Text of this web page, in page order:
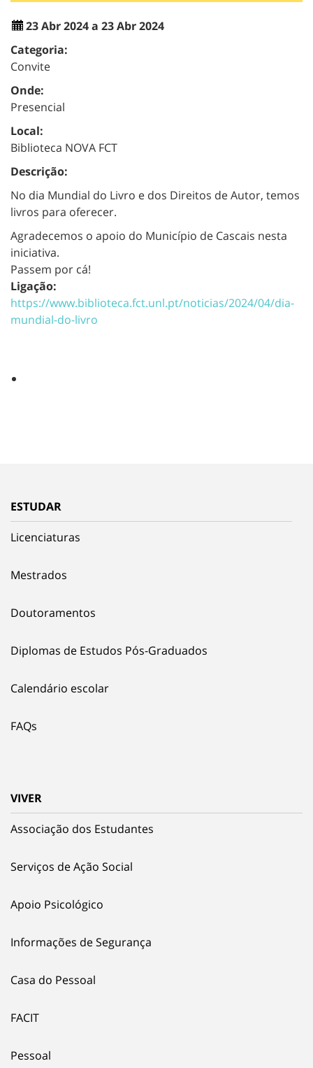
23 Abr 2024 a 23 Abr 2024
Categoria:
Convite
Onde:
Presencial
Local:
Biblioteca NOVA FCT
Descrição:
No dia Mundial do Livro e dos Direitos de Autor, temos
livros para oferecer.
Agradecemos o apoio do Município de Cascais nesta
iniciativa.
Passem por cá!
Ligação:
https://www.biblioteca.fct.unl.pt/noticias/2024/04/dia-
mundial-do-livro
ESTUDAR
Licenciaturas
Mestrados
Doutoramentos
Diplomas de Estudos Pós-Graduados
Calendário escolar
FAQs
VIVER
Associação dos Estudantes
Serviços de Ação Social
Apoio Psicológico
Informações de Segurança
Casa do Pessoal
FACIT
Pessoal